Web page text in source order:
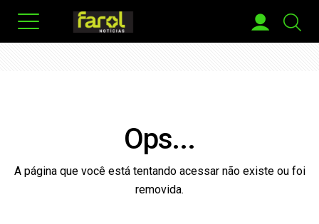
Ops...
A página que você está tentando acessar não existe ou foi
removida.